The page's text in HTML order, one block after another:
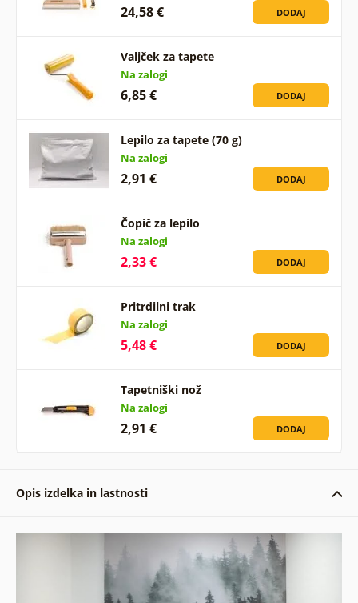
24,58 € DODAJ
Valjček za tapete
Na zalogi
6,85 € DODAJ
Lepilo za tapete (70 g)
Na zalogi
2,91 € DODAJ
Čopič za lepilo
Na zalogi
2,33 € DODAJ
Pritrdilni trak
Na zalogi
5,48 € DODAJ
Tapetniški nož
Na zalogi
2,91 € DODAJ
Opis izdelka in lastnosti